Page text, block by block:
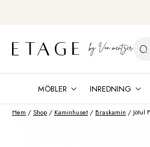
Sök
efter:
MÖBLER INREDNING
Hem /Shop / Kaminhuset / Braskamin / Jötul